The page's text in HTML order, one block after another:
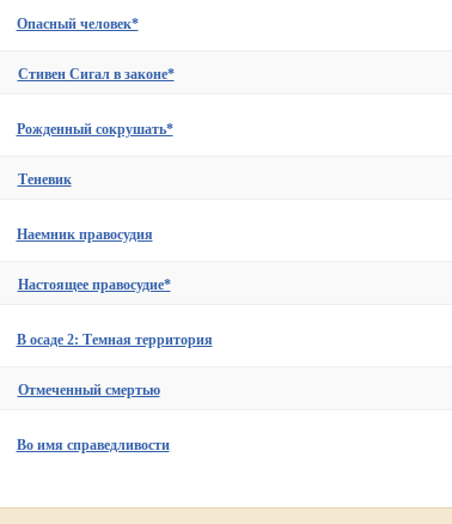
Опасный человек*
Стивен Сигал в законе*
Рожденный сокрушать*
Теневик
Наемник правосудия
Настоящее правосудие*
В осаде 2: Темная территория
Отмеченный смертью
Во имя справедливости